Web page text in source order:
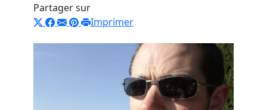
Partager sur
Imprimer